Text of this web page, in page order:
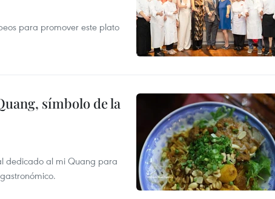
para promover este plato
símbolo de la
dedicado al mi Quang para